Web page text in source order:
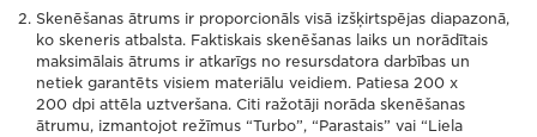
Skenēšanas ātrums ir proporcionāls visā izšķirtspējas diapazonā,
ko skeneris atbalsta. Faktiskais skenēšanas laiks un norādītais
maksimālais ātrums ir atkarīgs no resursdatora darbības un
netiek garantēts visiem materiālu veidiem. Patiesa 200 x
200 dpi attēla uztveršana. Citi ražotāji norāda skenēšanas
ātrumu, izmantojot režīmus “Turbo”, “Parastais” vai “Liela